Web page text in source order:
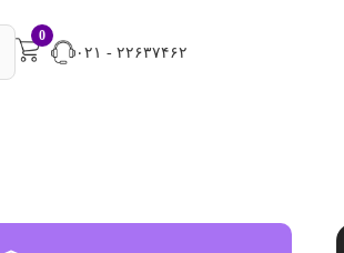
۰۲۱ - ۲۲۶۳۷۴۶۲
0